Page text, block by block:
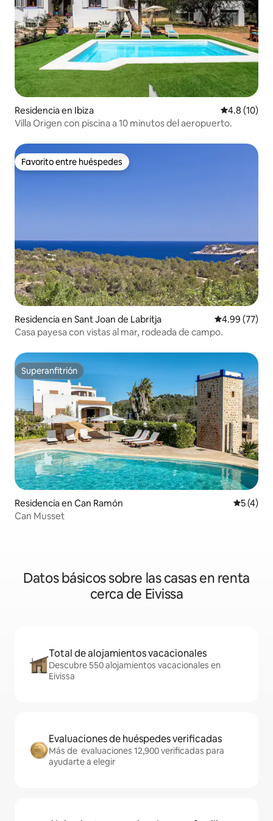
Residencia en Ibiza Calificación
4.8 (10)
Villa Origen con piscina a 10 minutos del aeropuerto.
Favorito entre huéspedes
Favorito entre huéspedes
Residencia en Sant Joan de Labritja Calificación
4.99 (77)
Casa payesa con vistas al mar, rodeada de campo.
Superanfitrión
Superanfitrión
Residencia en Can Ramón
5 (4)
Can Musset
Datos básicos sobre las casas en renta
cerca de Eivissa
Total de alojamientos vacacionales
Descubre 550 alojamientos vacacionales en
Eivissa
Evaluaciones de huéspedes verificadas
Más de evaluaciones 12,900 verificadas para
ayudarte a elegir